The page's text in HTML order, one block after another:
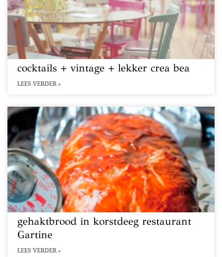
cocktails + vintage + lekker crea bea
LEES VERDER »
gehaktbrood in korstdeeg restaurant
Gartine
LEES VERDER »